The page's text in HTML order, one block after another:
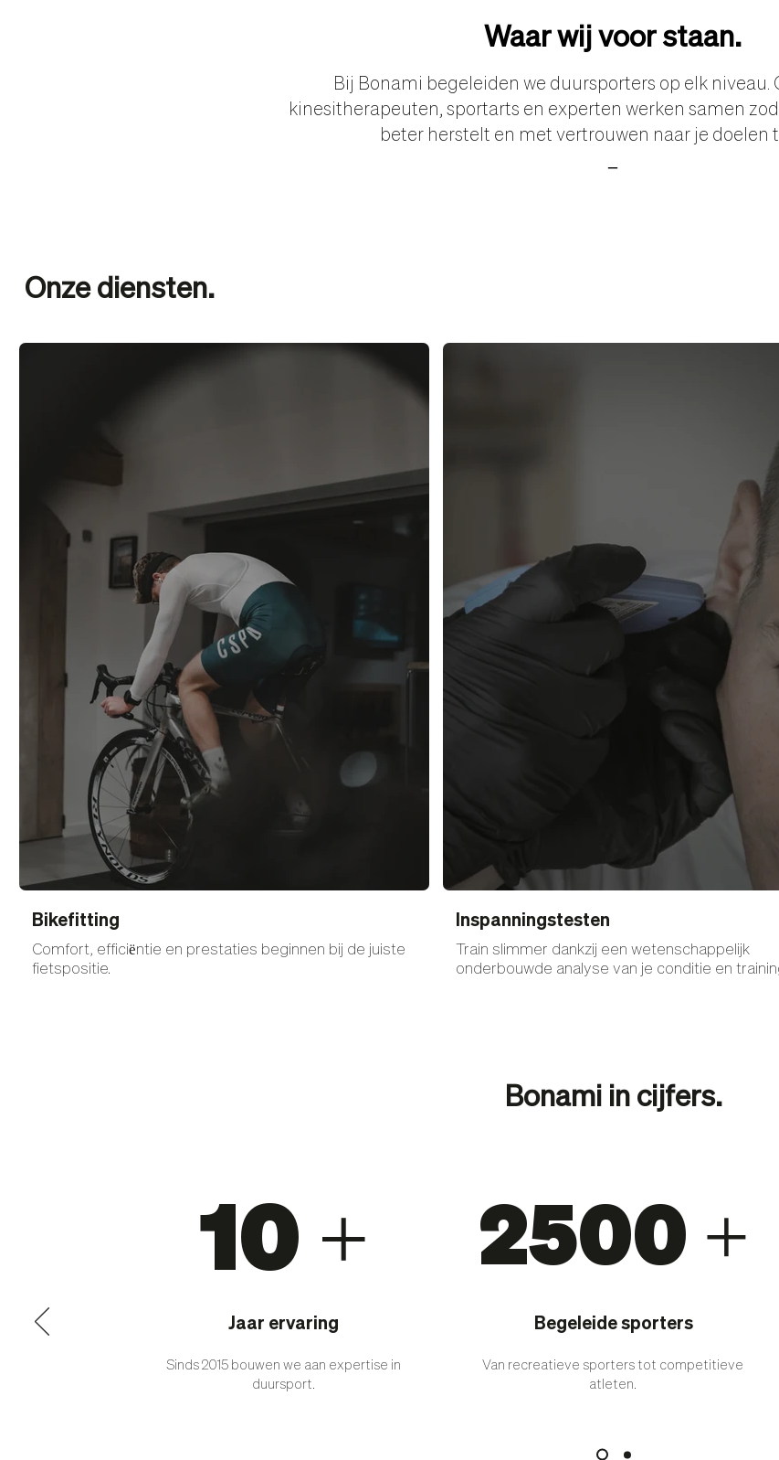
Waar wij voor staan.
Bij Bonami begeleiden we duursporters op elk niveau.
kinesitherapeuten, sportarts en experten werken samen
beter herstelt en met vertrouwen naar je doelen
Onze diensten.
Bikefitting
Comfort, efficiëntie en prestaties beginnen bij de juiste
fietspositie.
Inspanningstesten
Train slimmer dankzij een wetenschappelijk
onderbouwde analyse van je conditie en
Bonami in cijfers.
10 +
Jaar ervaring
Sinds 2015 bouwen we aan expertise in
duursport.
2500 +
Begeleide sporters
Van recreatieve sporters tot competitieve
atleten.